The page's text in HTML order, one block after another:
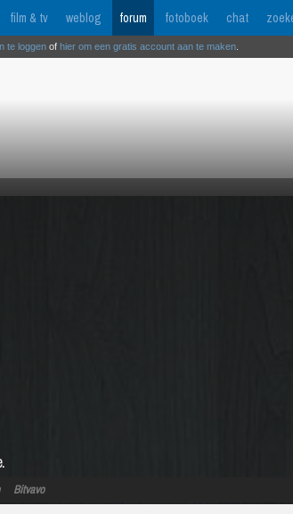
film & tv weblog forum fotoboek chat
te loggen of hier om een gratis account aan te maken
Bitvavo